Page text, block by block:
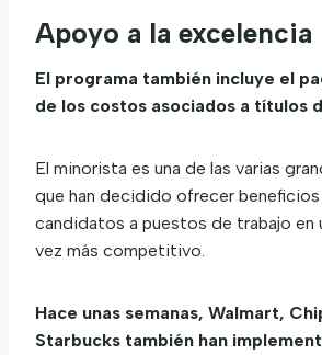
Apoyo a la excelencia
El programa también incluye el
de los costos asociados a títulos
El minorista es una de las varias
que han decidido ofrecer beneficios
candidatos a puestos de trabajo en
vez más competitivo.
Hace unas semanas, Walmart,
Starbucks también han